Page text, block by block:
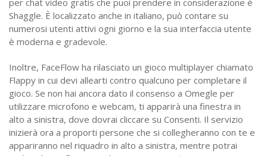
Shaggle. È localizzato anche in italiano, può contare su
numerosi utenti attivi ogni giorno e la sua interfaccia utente
è moderna e gradevole.
Inoltre, FaceFlow ha rilasciato un gioco multiplayer chiamato
Flappy in cui devi allearti contro qualcuno per completare il
gioco. Se non hai ancora dato il consenso a Omegle per
utilizzare microfono e webcam, ti apparirà una finestra in
alto a sinistra, dove dovrai cliccare su Consenti. Il servizio
inizierà ora a proporti persone che si collegheranno con te e
appariranno nel riquadro in alto a sinistra, mentre potrai